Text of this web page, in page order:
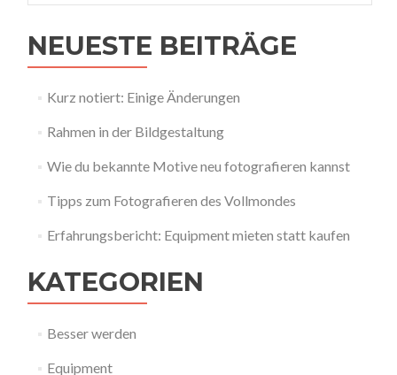
ihn
gezielt
NEUESTE BEITRÄGE
Kurz notiert: Einige Änderungen
Rahmen in der Bildgestaltung
Wie du bekannte Motive neu fotografieren kannst
Tipps zum Fotografieren des Vollmondes
Erfahrungsbericht: Equipment mieten statt kaufen
KATEGORIEN
Besser werden
Equipment